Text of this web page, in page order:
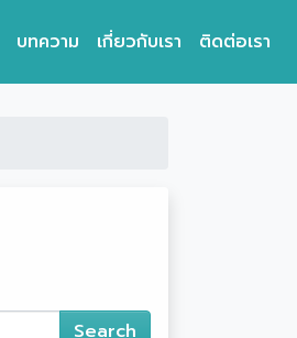
บทความ เกี่ยวกับเรา ติดต่อเรา